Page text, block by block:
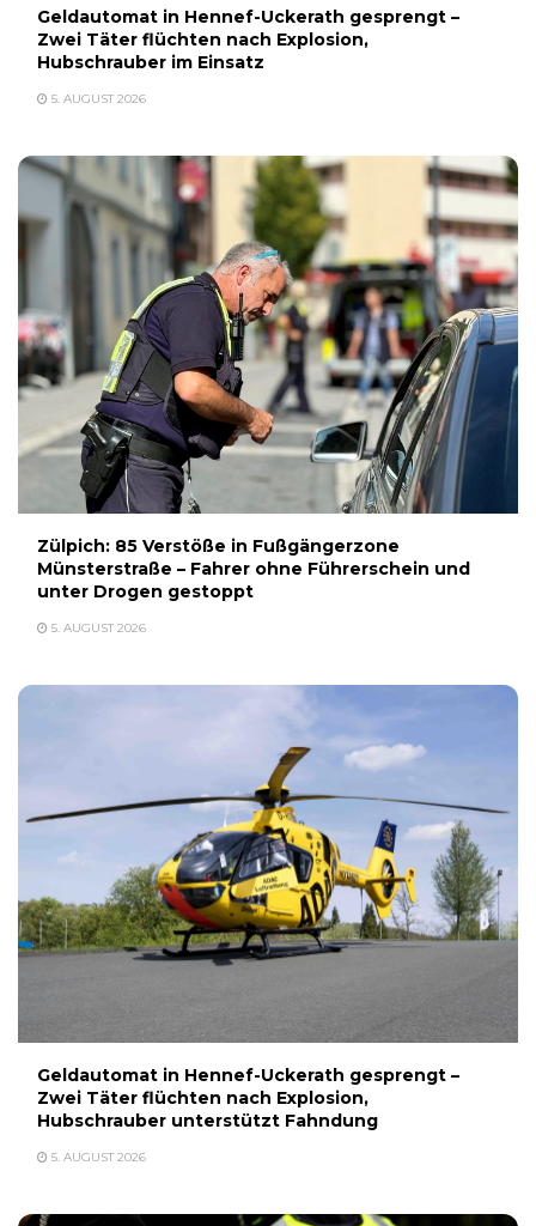
Geldautomat in Hennef-Uckerath gesprengt –
Zwei Täter flüchten nach Explosion,
Hubschrauber im Einsatz
5. AUGUST 2026
Zülpich: 85 Verstöße in Fußgängerzone
Münsterstraße – Fahrer ohne Führerschein und
unter Drogen gestoppt
5. AUGUST 2026
Geldautomat in Hennef-Uckerath gesprengt –
Zwei Täter flüchten nach Explosion,
Hubschrauber unterstützt Fahndung
5. AUGUST 2026